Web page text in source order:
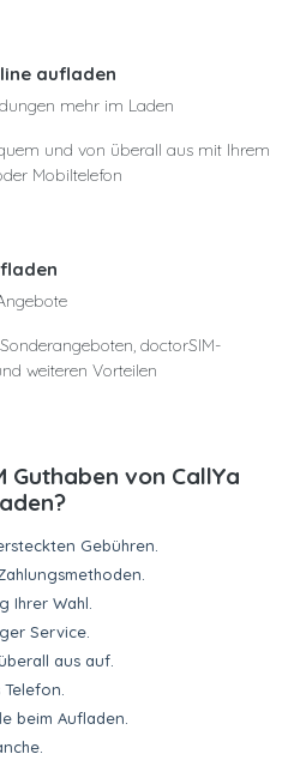
aufladen
mehr im Laden
und von überall aus mit Ihrem
Mobiltelefon
doctorSIM-
weiteren Vorteilen
von CallYa
Gebühren.
Ihrer Wahl.
Service.
aus auf.
beim Aufladen.